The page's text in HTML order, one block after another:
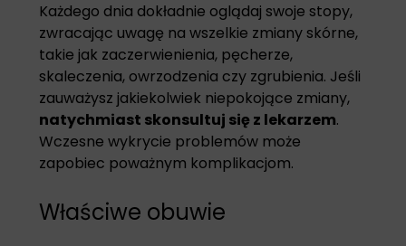
Każdego dnia dokładnie oglądaj swoje stopy,
zwracając uwagę na wszelkie zmiany skórne,
takie jak zaczerwienienia, pęcherze,
skaleczenia, owrzodzenia czy zgrubienia. Jeśli
zauważysz jakiekolwiek niepokojące zmiany,
natychmiast skonsultuj się z lekarzem.
Wczesne wykrycie problemów może
zapobiec poważnym komplikacjom.
Właściwe obuwie